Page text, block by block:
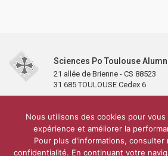
Sciences Po Toulouse
21 allée de Brienne - CS 88523
31 685 TOULOUSE Cedex 6
Partenaires et soutiens
Lettre d’information
Sciences Po Toulouse
Carré Alumni de la bibliothèque de Sciences Po
Réseau ScPo
Mentions légales Politique de
Nous utilisons des cookies pour vous
expérience et améliorer la
Pour plus d'informations,
confidentialité. En continuant votre